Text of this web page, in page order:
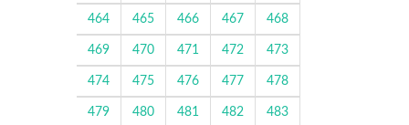
464 465 466 467 468
469 470 471 472 473
474 475 476 477 478
479 480 481 482 483